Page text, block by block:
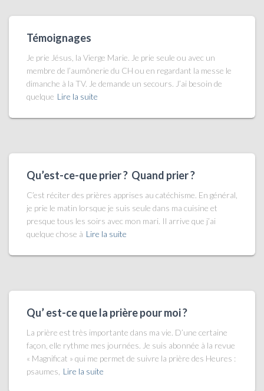
Témoignages
Je prie Jésus, la Vierge Marie. Je prie seule ou avec un
membre de l’aumônerie du CH ou en regardant la messe le
dimanche à la TV. Je demande un secours. J’ai besoin de
quelque Lire la suite
Qu’est-ce-que prier ? Quand prier ?
C’est réciter des prières apprises au catéchisme. En général,
je prie le matin lorsque je suis seule dans ma cuisine et
presque tous les soirs avec mon mari. Il arrive que j’ai
quelque chose à Lire la suite
Qu’ est-ce que la prière pour moi ?
La prière est très importante dans ma vie. D’une certaine
façon, elle rythme mes journées. Je suis abonnée à la revue
« Magnificat » qui me permet de suivre la prière des Heures :
psaumes, Lire la suite